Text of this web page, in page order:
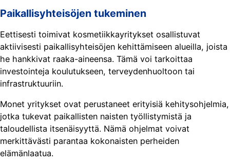
Paikallisyhteisöjen tukeminen
Eettisesti toimivat kosmetiikkayritykset osallistuvat
aktiivisesti paikallisyhteisöjen kehittämiseen alueilla, joista
he hankkivat raaka-aineensa. Tämä voi tarkoittaa
investointeja koulutukseen, terveydenhuoltoon tai
infrastruktuuriin.
Monet yritykset ovat perustaneet erityisiä kehitysohjelmia,
jotka tukevat paikallisten naisten työllistymistä ja
taloudellista itsenäisyyttä. Nämä ohjelmat voivat
merkittävästi parantaa kokonaisten perheiden
elämänlaatua.